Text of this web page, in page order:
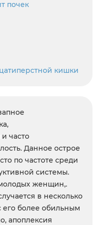
почек
кишки
часто
Данное острое
по частоте среди
системы.
женщин,.
в несколько
его более обильным
апоплексия